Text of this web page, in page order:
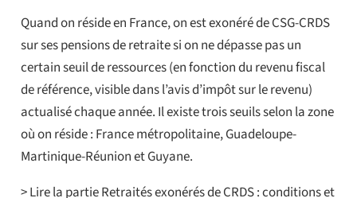
Quand on réside en France, on est exonéré de CSG-CRDS
sur ses pensions de retraite si on ne dépasse pas un
certain seuil de ressources (en fonction du revenu fiscal
de référence, visible dans l’avis d’impôt sur le revenu)
actualisé chaque année. Il existe trois seuils selon la zone
où on réside : France métropolitaine, Guadeloupe-
Martinique-Réunion et Guyane.
> Lire la partie Retraités exonérés de CRDS : conditions et